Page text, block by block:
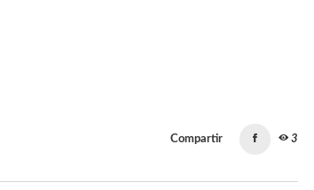
Compartir 3